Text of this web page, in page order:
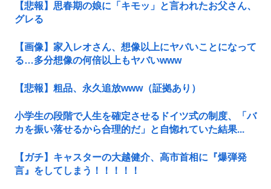
【悲報】思春期の娘に「キモッ」と言われたお父さん、
グレる
【画像】家入レオさん、想像以上にヤバいことになって
る…多分想像の何倍以上もヤバいwww
【悲報】粗品、永久追放www（証拠あり）
小学生の段階で人生を確定させるドイツ式の制度、「バ
カを振い落せるから合理的だ」と自惚れていた結果...
【ガチ】キャスターの大越健介、高市首相に『爆弾発
言』をしてしまう！！！！！